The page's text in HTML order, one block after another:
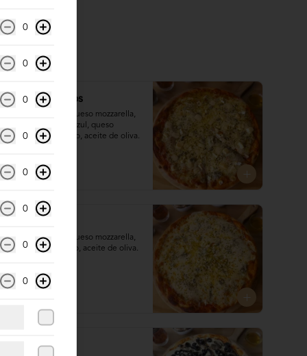
Cuatro iniciados
Salsa de tomates, queso mozzarella,
queso brie, queso azul, queso
parmesano, orégano, aceite de oliva.
$17.000
Salsa de tomates, queso mozzarella,
queso azul, orégano, aceite de oliva.
Funghi
0
0
0
0
0
0
0
0